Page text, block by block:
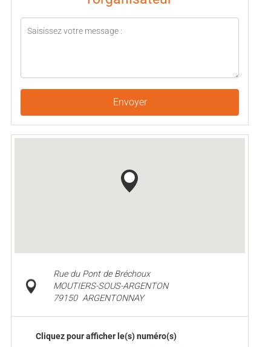
Envoyer
Rue du Pont de Bréchoux
MOUTIERS-SOUS-ARGENTON
79150 ARGENTONNAY
Cliquez pour afficher le(s) numéro(s)